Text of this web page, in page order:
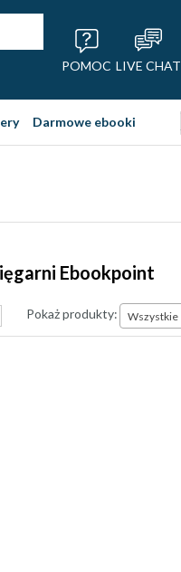
POMOC LIVE CHAT
Darmowe ebooki
Ebookpoint
Pokaż produkty: Wszystkie